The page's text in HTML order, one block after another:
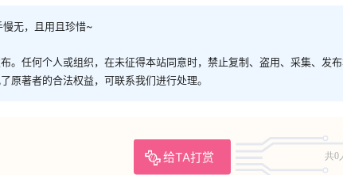
慢无，且用且珍惜~
。任何个人或组织，在未征得本站同意时，禁止复制、盗用、采集、发
原著者的合法权益，可联系我们进行处理。
给TA打赏 共0